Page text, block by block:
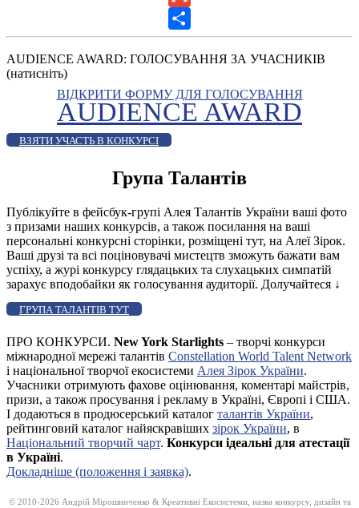
Gmail
Share
AUDIENCE AWARD: ГОЛОСУВАННЯ ЗА УЧАСНИКІВ
(натисніть)
ВІДКРИТИ ФОРМУ ДЛЯ ГОЛОСУВАННЯ
AUDIENCE AWARD
ВЗЯТИ УЧАСТЬ В КОНКУРСІ
Група Талантів
Публікуйте в фейсбук-групі Алея Талантів України ваші фото
з призами наших конкурсів, а також посилання на ваші
персональні конкурсні сторінки, розміщені тут, на Алеї Зірок.
Ваші друзі та всі поціновувачі мистецтв зможуть бажати вам
успіху, а журі конкурсу глядацьких та слухацьких симпатій
зарахує вподобайки як голосування аудиторії. Долучайтеся ↓
ГРУПА ТАЛАНТІВ ТУТ
ПРО КОНКУРСИ. New York Starlights – творчі конкурси
міжнародної мережі талантів Constellation World Talent Network
і національної творчої екосистеми Алея Зірок України.
Учасники отримують фахове оцінювання, коментарі майстрів,
призи, а також просування і рекламу в Україні, Європі і США.
І додаються в продюсерський каталог талантів України,
рейтинговий каталог найяскравіших зірок України, в
Національний творчий чарт. Конкурси ідеальні для атестації
в Україні.
Докладніше (положення і заявка).
© 2010-2026 Андрій Мірошниченко & Креативні Екосистеми, назва конкурсу, дизайн та